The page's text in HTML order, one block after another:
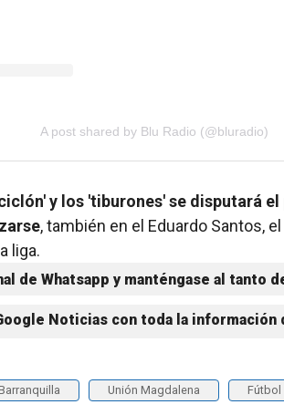
A post shared by Blu Radio (@bluradio)
y los 'tiburones' se disputará
, también en el Eduardo Santos,
liga.
de Whatsapp y manténgase al tanto
Noticias con toda la información
Unión Magdalena Fútbol